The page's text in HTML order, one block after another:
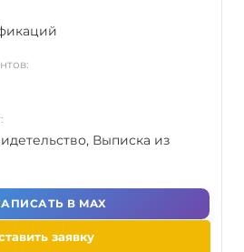
Выписка из
В MAX
заявку